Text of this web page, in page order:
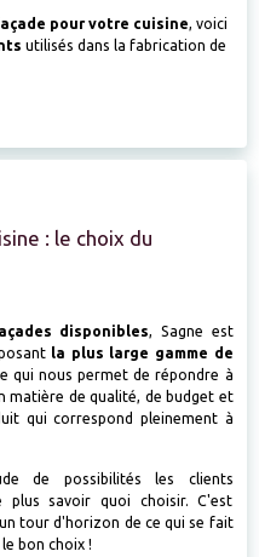
pour votre cuisine, voici
utilisés dans la fabrication de
: le choix du
disponibles, Sagne est
la plus large gamme de
qui nous permet de répondre à
matière de qualité, de budget et
qui correspond pleinement à
de possibilités les clients
savoir quoi choisir. C'est
tour d'horizon de ce qui se fait
bon choix !